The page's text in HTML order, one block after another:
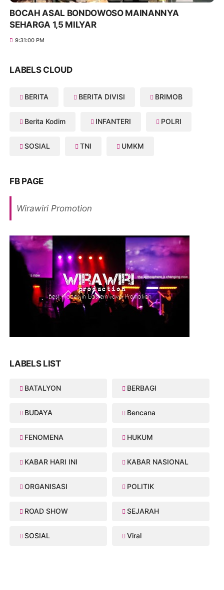
BOCAH ASAL BONDOWOSO MAINANNYA
SEHARGA 1,5 MILYAR
9:31:00 PM
LABELS CLOUD
BERITA BERITA DIVISI BRIMOB
Berita Kodim INFANTERI POLRI
SOSIAL TNI UMKM
FB PAGE
Wirawiri Promotion
LABELS LIST
BATALYON BERBAGI
BUDAYA Bencana
FENOMENA HUKUM
KABAR HARI INI KABAR NASIONAL
ORGANISASI POLITIK
ROAD SHOW SEJARAH
SOSIAL Viral